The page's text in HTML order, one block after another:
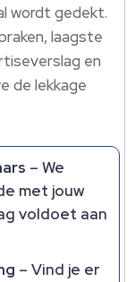
wordt gedekt.​
laagste
en
de lekkage
– We
met jouw
voldoet aan
– Vind je er